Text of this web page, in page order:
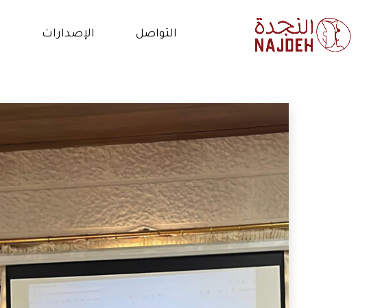
التواصل
التطوع
الإصدارات
المقالات
البيانات